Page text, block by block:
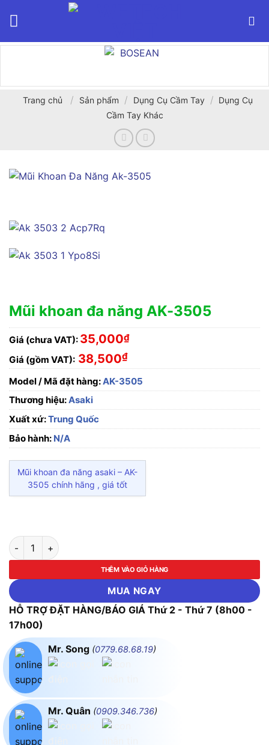
Trang chủ / Sản phẩm / Dụng Cụ Cầm Tay / Dụng Cụ
Cầm Tay Khác
Mũi khoan đa năng AK-3505
Giá (chưa VAT): 35,000₫
Giá (gồm VAT): 38,500₫
Model / Mã đặt hàng:AK-3505
Thương hiệu:Asaki
Xuất xứ:Trung Quốc
Bảo hành: N/A
Mũi khoan đa năng asaki – AK-
3505 chính hãng , giá tốt
Mũi khoan đa năng AK-3505 số lượng
THÊM VÀO GIỎ HÀNG
MUA NGAY
HỖ TRỢ ĐẶT HÀNG/BÁO GIÁ Thứ 2 - Thứ 7 (8h00 -
17h00)
Mr. Song (0779.68.68.19)
Mr. Quân (0909.346.736)